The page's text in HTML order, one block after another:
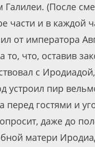
Галилеи. (После
и в каждой
от императора
что, оставив
с
устроил пир
гостями и
даже до
матери